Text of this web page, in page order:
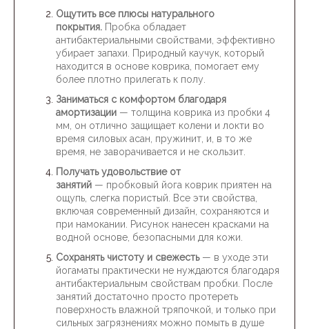
Ощутить все плюсы натурального
покрытия. Пробка обладает
антибактериальными свойствами, эффективно
убирает запахи. Природный каучук, который
находится в основе коврика, помогает ему
более плотно прилегать к полу.
Заниматься с комфортом благодаря
амортизации — толщина коврика из пробки 4
мм, он отлично защищает колени и локти во
время силовых асан, пружинит, и, в то же
время, не заворачивается и не скользит.
Получать удовольствие от
занятий — пробковый йога коврик приятен на
ощупь, слегка пористый. Все эти свойства,
включая современный дизайн, сохраняются и
при намокании. Рисунок нанесен красками на
водной основе, безопасными для кожи.
Сохранять чистоту и свежесть — в уходе эти
йогаматы практически не нуждаются благодаря
антибактериальным свойствам пробки. После
занятий достаточно просто протереть
поверхность влажной тряпочкой, и только при
сильных загрязнениях можно помыть в душе